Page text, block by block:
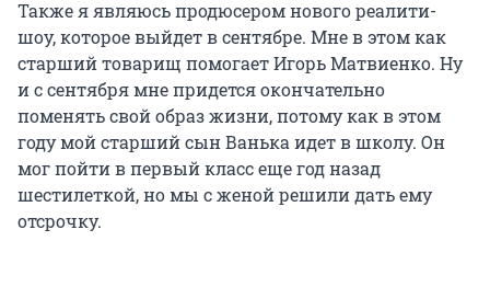
Также я являюсь продюсером нового реалити-
шоу, которое выйдет в сентябре. Мне в этом как
старший товарищ помогает Игорь Матвиенко. Ну
и с сентября мне придется окончательно
поменять свой образ жизни, потому как в этом
году мой старший сын Ванька идет в школу. Он
мог пойти в первый класс еще год назад
шестилеткой, но мы с женой решили дать ему
отсрочку.